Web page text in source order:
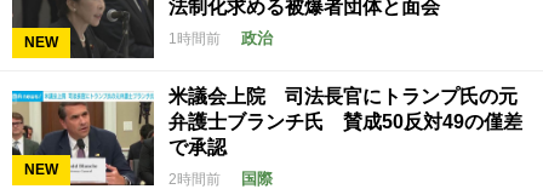
NEW
法制化求める被爆者団体と面会
1時間前 政治
NEW
米議会上院 司法長官にトランプ氏の元
弁護士ブランチ氏 賛成50反対49の僅差
で承認
2時間前 国際